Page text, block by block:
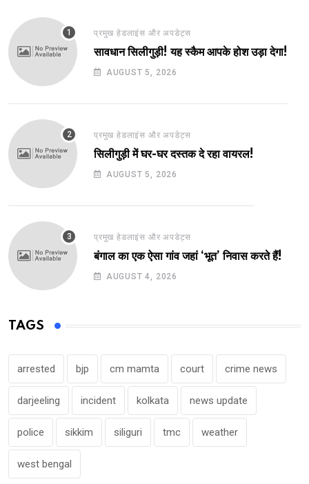
प्रमुख हेडलाइंस और अपडेट्स
सावधान सिलीगुड़ी! यह स्कैम आपके होश उड़ा देगा!
AUGUST 5, 2026
प्रमुख हेडलाइंस और अपडेट्स
सिलीगुड़ी में घर-घर दस्तक दे रहा वायरल!
AUGUST 5, 2026
प्रमुख हेडलाइंस और अपडेट्स
बंगाल का एक ऐसा गांव जहां ‘भूत’ निवास करते हैं!
AUGUST 4, 2026
TAGS
arrested bjp cm mamta court crime news
darjeeling incident kolkata news update
police sikkim siliguri tmc weather
west bengal